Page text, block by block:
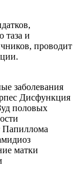
таза и
проводит
заболевания
Дисфункция
половых
Папиллома
матки